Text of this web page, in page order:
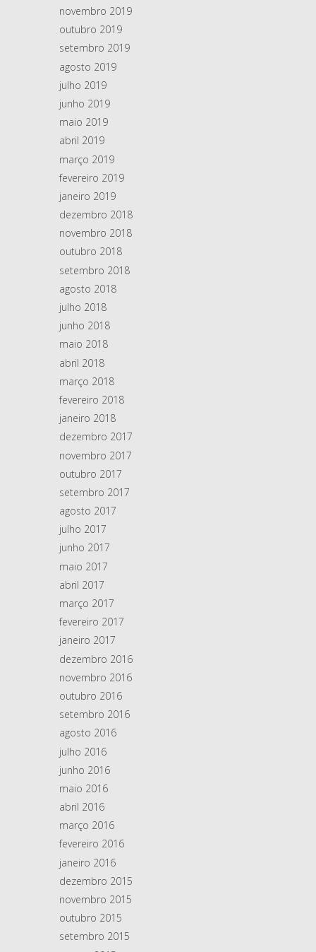
novembro 2019
outubro 2019
setembro 2019
agosto 2019
julho 2019
junho 2019
maio 2019
abril 2019
março 2019
fevereiro 2019
janeiro 2019
dezembro 2018
novembro 2018
outubro 2018
setembro 2018
agosto 2018
julho 2018
junho 2018
maio 2018
abril 2018
março 2018
fevereiro 2018
janeiro 2018
dezembro 2017
novembro 2017
outubro 2017
setembro 2017
agosto 2017
julho 2017
junho 2017
maio 2017
abril 2017
março 2017
fevereiro 2017
janeiro 2017
dezembro 2016
novembro 2016
outubro 2016
setembro 2016
agosto 2016
julho 2016
junho 2016
maio 2016
abril 2016
março 2016
fevereiro 2016
janeiro 2016
dezembro 2015
novembro 2015
outubro 2015
setembro 2015